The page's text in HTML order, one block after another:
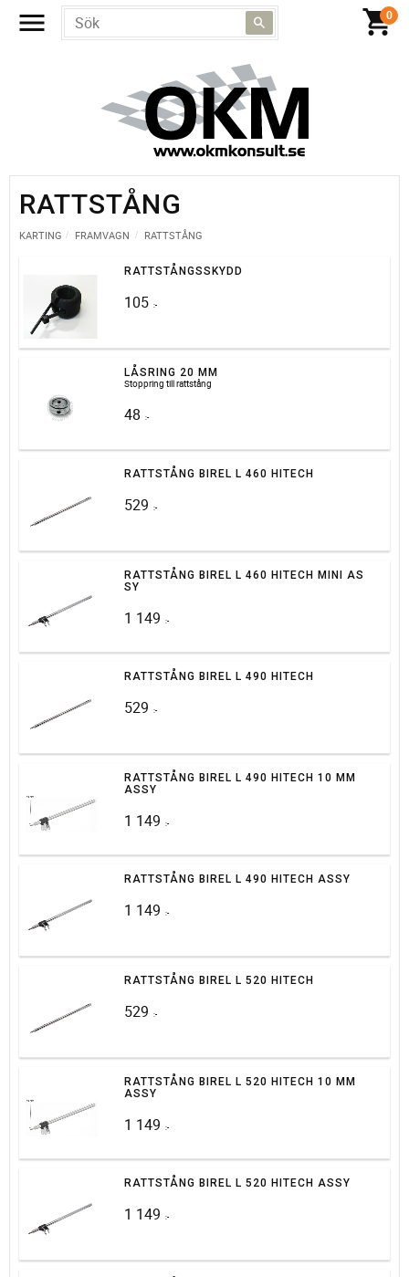
RATTSTÅNG
KARTING FRAMVAGN RATTSTÅNG
RATTSTÅNGSSKYDD
105 :-
LÅSRING 20 MM
Stoppring till rattstång
48 :-
RATTSTÅNG BIREL L 460 HITECH
529 :-
RATTSTÅNG BIREL L 460 HITECH MINI AS
SY
1 149 :-
RATTSTÅNG BIREL L 490 HITECH
529 :-
RATTSTÅNG BIREL L 490 HITECH 10 MM
ASSY
1 149 :-
RATTSTÅNG BIREL L 490 HITECH ASSY
1 149 :-
RATTSTÅNG BIREL L 520 HITECH
529 :-
RATTSTÅNG BIREL L 520 HITECH 10 MM
ASSY
1 149 :-
RATTSTÅNG BIREL L 520 HITECH ASSY
1 149 :-